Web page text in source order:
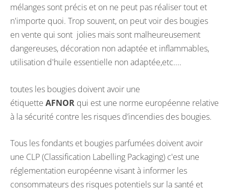
mélanges sont précis et on ne peut pas réaliser tout et
n'importe quoi. Trop souvent, on peut voir des bougies
en vente qui sont jolies mais sont malheureusement
dangereuses, décoration non adaptée et inflammables,
utilisation d'huile essentielle non adaptée,etc....
toutes les bougies doivent avoir une
étiquette AFNOR qui est une norme européenne relative
à la sécurité contre les risques d’incendies des bougies.
Tous les fondants et bougies parfumées doivent avoir
une CLP (Classification Labelling Packaging) c'est une
réglementation européenne visant à informer les
consommateurs des risques potentiels sur la santé et